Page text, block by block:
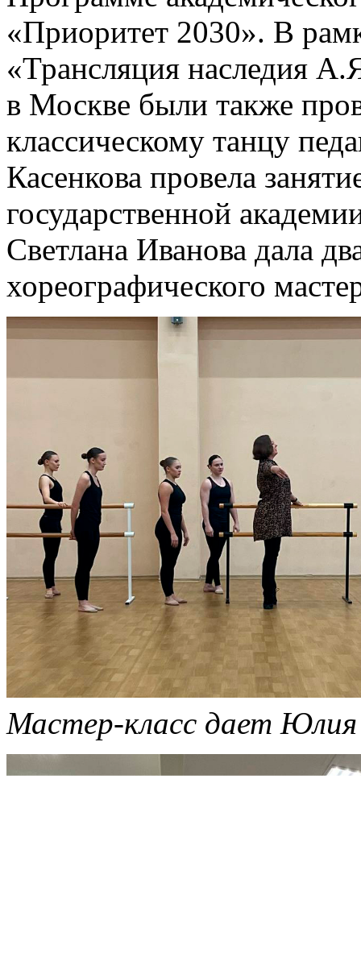
«Приоритет 2030». В
«Трансляция наследия
в Москве были также
классическому танцу
Касенкова провела
государственной
Светлана Иванова дала
хореографического
Мастер-класс дает Юлия